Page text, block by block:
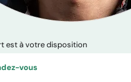
est à votre disposition
vous